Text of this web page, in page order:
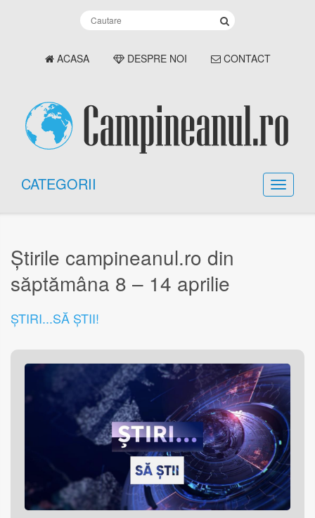
ACASA DESPRE NOI CONTACT
CATEGORII
Știrile campineanul.ro din
săptămâna 8 – 14 aprilie
ȘTIRI...SĂ ȘTII!